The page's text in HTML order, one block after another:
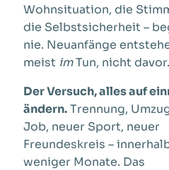
Wohnsituation, die
die Selbstsicherheit –
nie. Neuanfänge
meist imTun, nicht davor.
Der Versuch, alles auf
ändern.Trennung,
Job, neuer Sport, neuer
Freundeskreis –
weniger Monate. Das